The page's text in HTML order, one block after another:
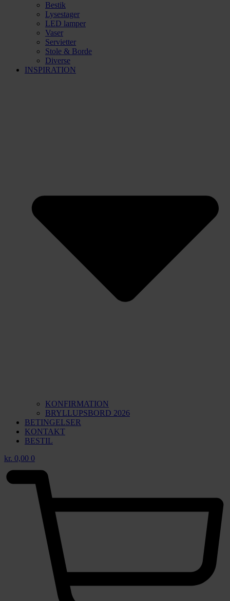
Bestik
Lysestager
LED lamper
Vaser
Servietter
Stole & Borde
Diverse
INSPIRATION
KONFIRMATION
BRYLLUPSBORD 2026
BETINGELSER
KONTAKT
BESTIL
kr. 0,00 0